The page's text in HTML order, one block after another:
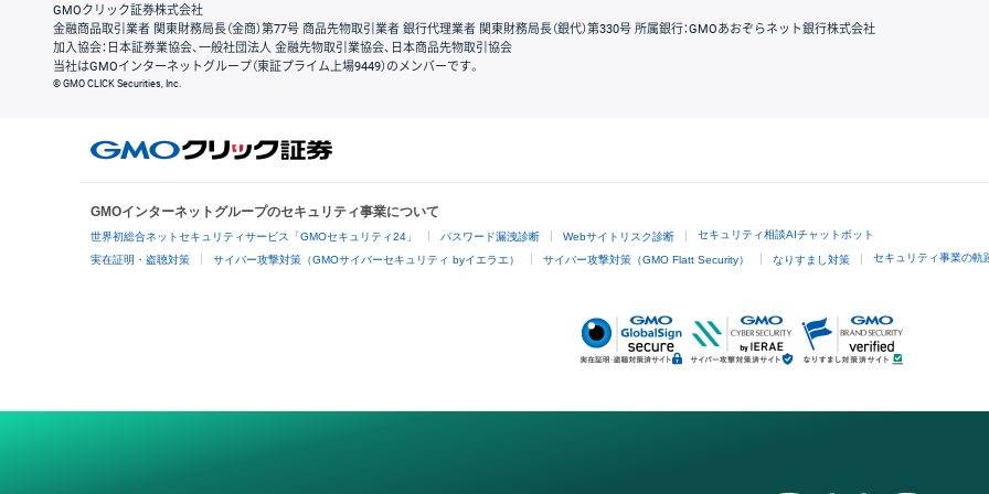
GMOクリック証券株式会社
金融商品取引業者 関東財務局長（金商）第77号 商品先物取引業者 銀行代理業者 関東財務局長（銀代）第330号 所属銀行：GMOあおぞらネット銀行株式会社
加入協会：日本証券業協会、一般社団法人 金融先物取引業協会、日本商品先物取引協会
当社はGMOインターネットグループ（東証プライム上場9449）のメンバーです。
© GMO CLICK Securities, Inc.
GMOインターネットグループのセキュリティ事業について
世界初総合ネットセキュリティサービス「GMOセキュリティ24」 パスワード漏洩診断 Webサイトリスク診断 セキュリティ相談AIチャットボット
実在証明・盗聴対策 サイバー攻撃対策（GMOサイバーセキュリティ byイエラエ） サイバー攻撃対策（GMO Flatt Security） なりすまし対策 セキュリティ事業の軌